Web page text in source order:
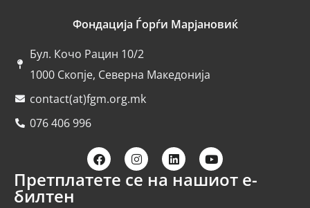
Фондација Ѓорѓи Марјановиќ
Бул. Кочо Рацин 10/2
1000 Скопје, Северна Македонија
contact(at)fgm.org.mk
076 406 996
Претплатете се на нашиот е-
билтен